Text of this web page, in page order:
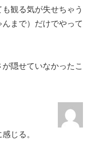
観る気が失せちゃう
まで）だけでやって
隠せていなかったこ
じる。